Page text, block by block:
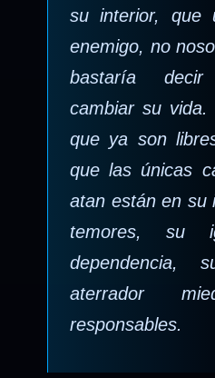
su interior, que
enemigo, no
bastaría
cambiar su
que ya son
que las únicas
atan están en su
temores, su
dependencia,
aterrador
responsables.